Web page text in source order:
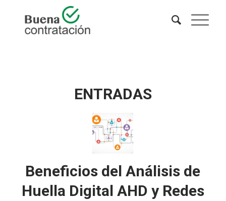
ENTRADAS
Beneficios del Análisis de
Huella Digital AHD y Redes